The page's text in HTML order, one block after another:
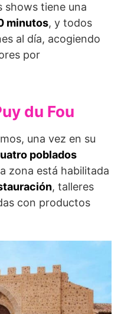
shows tiene una
minutos, y todos
al día, acogiendo
por
du Fou
una vez en su
poblados
zona está habilitada
, talleres
con productos